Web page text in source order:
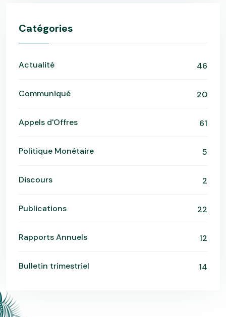
Catégories
Actualité 46
Communiqué 20
Appels d'Offres 61
Politique Monétaire 5
Discours 2
Publications 22
Rapports Annuels 12
Bulletin trimestriel 14